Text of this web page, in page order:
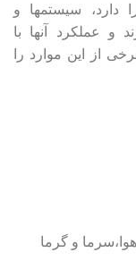
سیستم‏ها و
و عملکرد آنها با
از این موارد را
و گرما